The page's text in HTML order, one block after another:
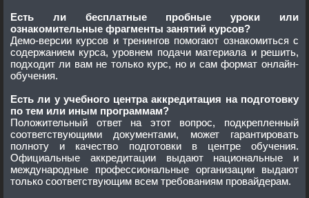
Есть ли бесплатные пробные уроки или
ознакомительные фрагменты занятий курсов?
Демо-версии курсов и тренингов помогают ознакомиться с
содержанием курса, уровнем подачи материала и решить,
подходит ли вам не только курс, но и сам формат онлайн-
обучения.
Есть ли у учебного центра аккредитация на подготовку
по тем или иным программам?
Положительный ответ на этот вопрос, подкрепленный
соответствующими документами, может гарантировать
полноту и качество подготовки в центре обучения.
Официальные аккредитации выдают национальные и
международные профессиональные организации выдают
только соответствующим всем требованиям провайдерам.